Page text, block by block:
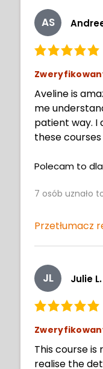
AS
Aveline is
me
patient way. I
these
Polecam to dla
7 osób uznało
Przetłumacz
JL Julie L.
This course
realise the